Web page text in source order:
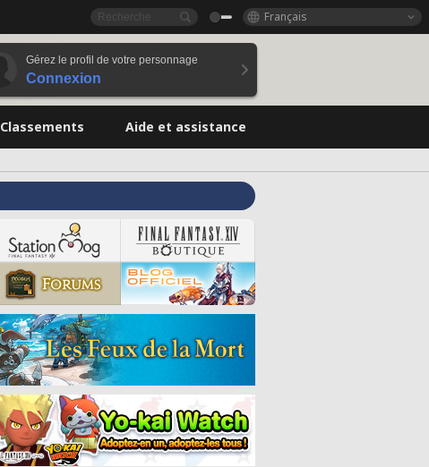
Français
Gérez le profil de votre personnage
Connexion
Classements Aide et assistance